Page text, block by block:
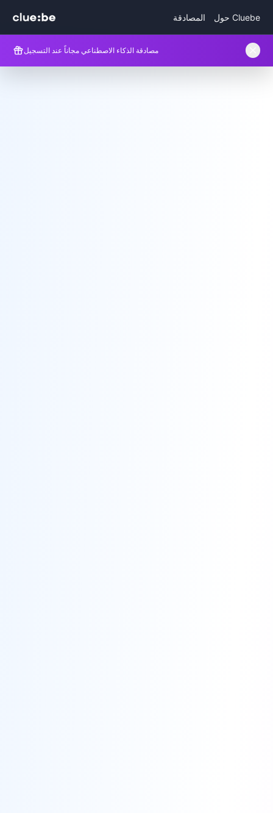
المصادقة حول Cluebe
مصادقة الذكاء الاصطناعي مجاناً عند التسجيل